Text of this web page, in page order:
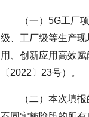
（一）5G工厂
级、工厂级等生产
用、创新应用高效
〔2022〕23号）。
（二）本次填